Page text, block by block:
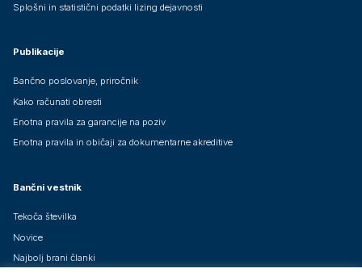
Splošni in statistični podatki lizing dejavnosti
Publikacije
Bančno poslovanje, priročnik
Kako računati obresti
Enotna pravila za garancije na poziv
Enotna pravila in običaji za dokumentarne akreditive
Bančni vestnik
Tekoča številka
Novice
Najbolj brani članki